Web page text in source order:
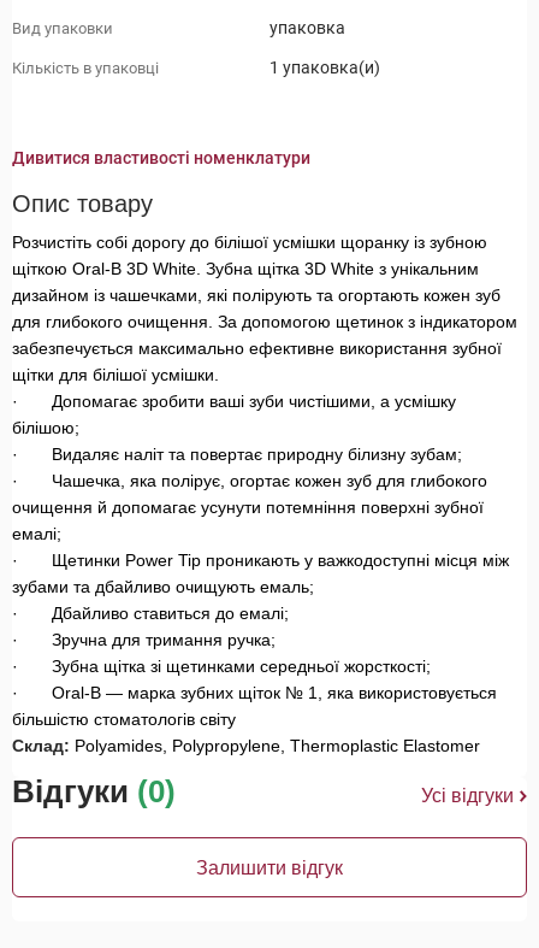
Вид упаковки упаковка
Кількість в упаковці 1 упаковка(и)
Дивитися властивості номенклатури
Опис товару
Розчистіть собі дорогу до білішої усмішки щоранку із зубною
щіткою Oral-B 3D White. Зубна щітка 3D White з унікальним
дизайном із чашечками, які полірують та огортають кожен зуб
для глибокого очищення. За допомогою щетинок з індикатором
забезпечується максимально ефективне використання зубної
щітки для білішої усмішки.
· Допомагає зробити ваші зуби чистішими, а усмішку
білішою;
· Видаляє наліт та повертає природну білизну зубам;
· Чашечка, яка полірує, огортає кожен зуб для глибокого
очищення й допомагає усунути потемніння поверхні зубної
емалі;
· Щетинки Power Tip проникають у важкодоступні місця між
зубами та дбайливо очищують емаль;
· Дбайливо ставиться до емалі;
· Зручна для тримання ручка;
· Зубна щітка зі щетинками середньої жорсткості;
· Oral-B — марка зубних щіток № 1, яка використовується
більшістю стоматологів світу
Склад: Polyamides, Polypropylene, Thermoplastic Elastomer
Відгуки (0) Усі відгуки
Залишити відгук